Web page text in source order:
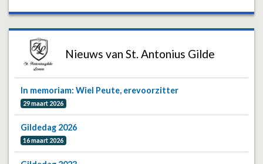
Nieuws van St. Antonius Gilde
In memoriam: Wiel Peute, erevoorzitter
29 maart 2026
Gildedag 2026
16 maart 2026